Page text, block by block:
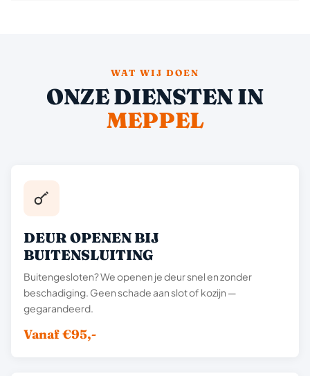
WAT WIJ DOEN
ONZE DIENSTEN IN
MEPPEL
DEUR OPENEN BIJ
BUITENSLUITING
Buitengesloten? We openen je deur snel en zonder
beschadiging. Geen schade aan slot of kozijn —
gegarandeerd.
Vanaf €95,-